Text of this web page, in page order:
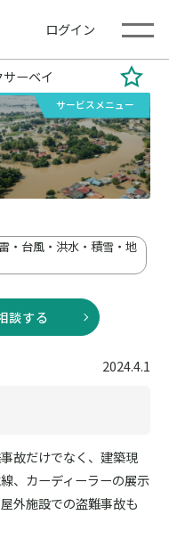
ログイン
ーベイ
サービスメニュー
・台風・洪水・積雪・地
談する
2024.4.1
故だけでなく、建築現
、カーディーラーの展示
外施設での盗難事故も